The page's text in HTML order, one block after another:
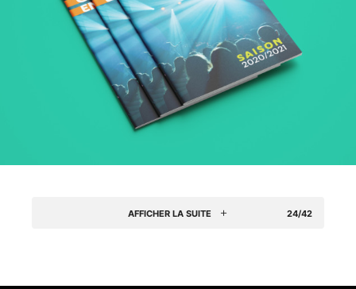
AFFICHER LA SUITE 24/42